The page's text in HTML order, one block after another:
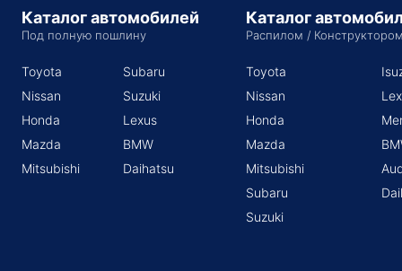
Каталог автомобилей
Под полную пошлину
Toyota
Nissan
Honda
Mazda
Mitsubishi
Subaru
Suzuki
Lexus
BMW
Daihatsu
Каталог
Распилом /
Toyota
Nissan
Honda
Mazda
Mitsubishi
Subaru
Suzuki